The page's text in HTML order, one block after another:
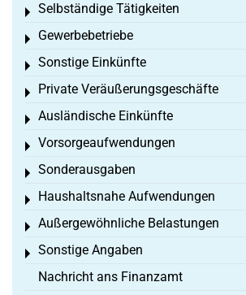
Selbständige Tätigkeiten
Toggle menu
Gewerbebetriebe
Toggle menu
Sonstige Einkünfte
Toggle menu
Private Veräußerungsgeschäfte
Toggle menu
Ausländische Einkünfte
Toggle menu
Vorsorgeaufwendungen
Toggle menu
Sonderausgaben
Toggle menu
Haushaltsnahe Aufwendungen
Toggle menu
Außergewöhnliche Belastungen
Toggle menu
Sonstige Angaben
Toggle menu
Nachricht ans Finanzamt